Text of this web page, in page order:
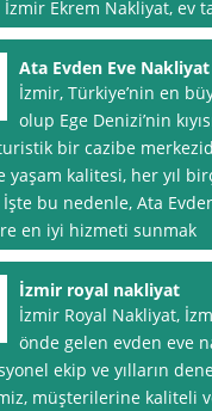
Ekrem Nakliyat, ev
Ata Evden Eve Nakliyat
İzmir, Türkiye’nin en
olup Ege Denizi’nin
bir cazibe
yaşam kalitesi, her yıl
bu nedenle, Ata
en iyi hizmeti sunmak
İzmir royal nakliyat
İzmir Royal Nakliyat,
önde gelen evden eve
ekip ve yılların
müşterilerine kaliteli